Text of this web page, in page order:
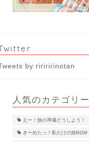
by ririririnotan
人気のカテゴリー
えー！旅の準備どうしよう！
きーめたっ！私だけの旅BGM